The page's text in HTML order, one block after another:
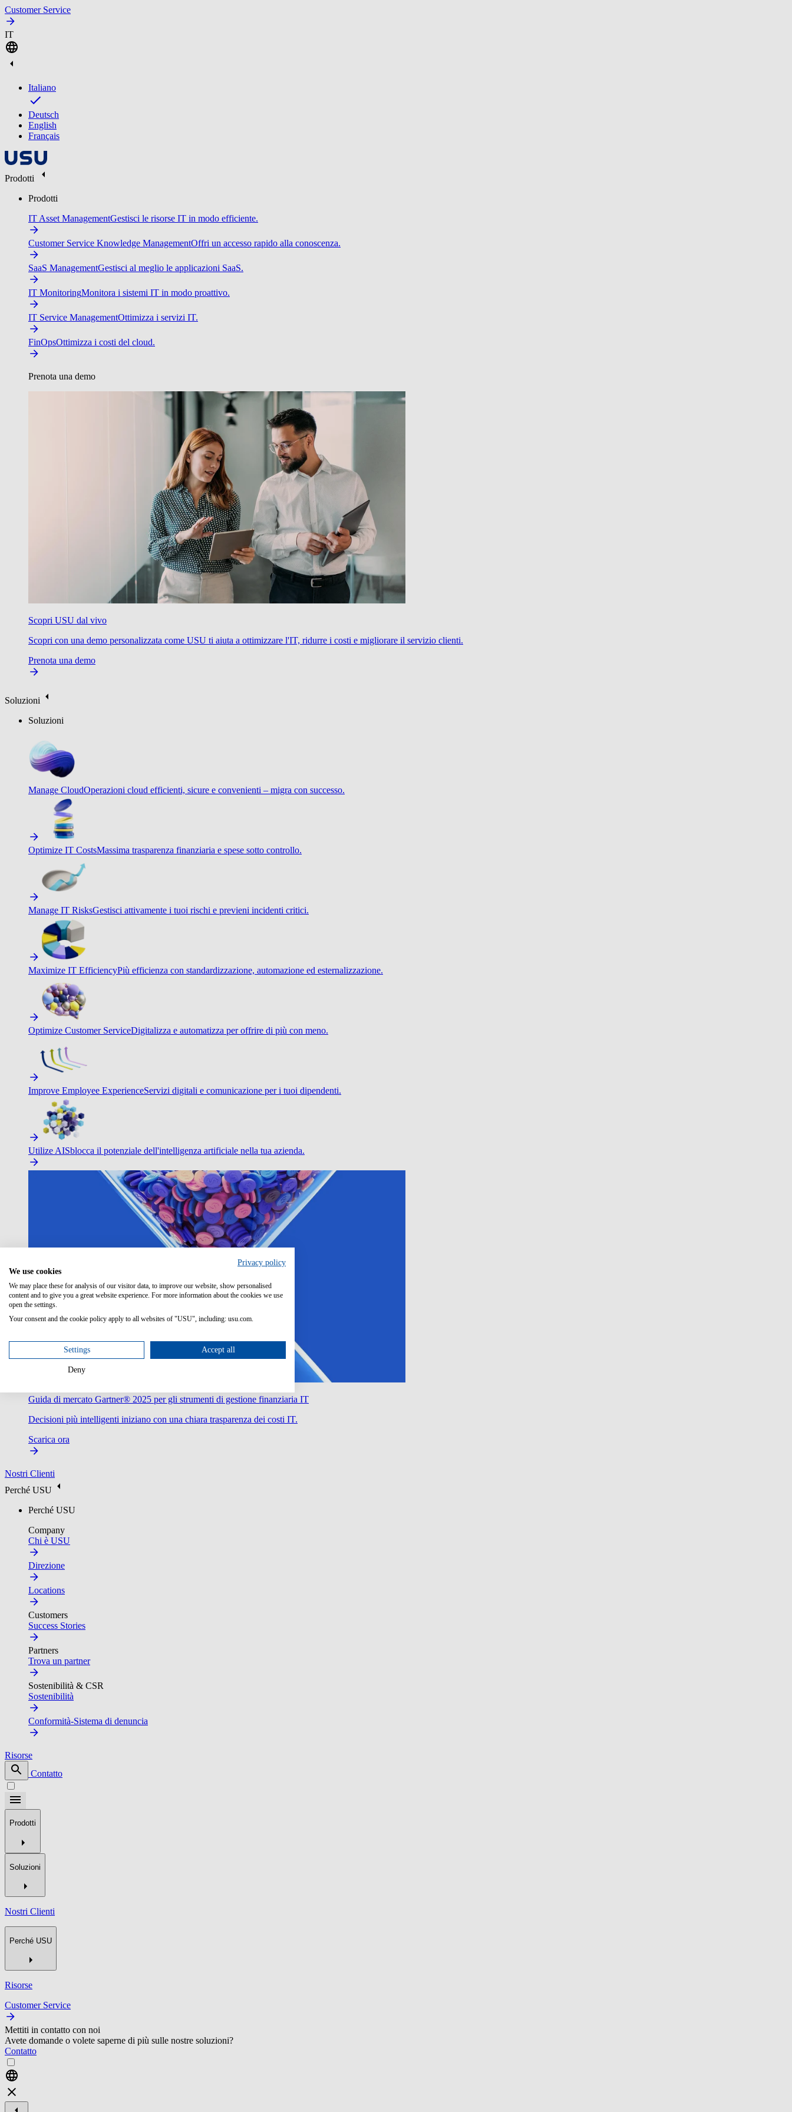
Customer Service
IT
Italiano
Deutsch
English
Français
Prodotti
Prodotti
IT Asset ManagementGestisci le risorse IT in modo efficiente.
Customer Service Knowledge ManagementOffri un accesso rapido alla conoscenza.
SaaS ManagementGestisci al meglio le applicazioni SaaS.
IT MonitoringMonitora i sistemi IT in modo proattivo.
IT Service ManagementOttimizza i servizi IT.
FinOpsOttimizza i costi del cloud.
Prenota una demo
Scopri USU dal vivo
Scopri con una demo personalizzata come USU ti aiuta a ottimizzare l'IT, ridurre i costi e migliorare il servizio clienti.
Prenota una demo
Soluzioni
Soluzioni
Manage CloudOperazioni cloud efficienti, sicure e convenienti – migra con successo.
Optimize IT CostsMassima trasparenza finanziaria e spese sotto controllo.
Manage IT RisksGestisci attivamente i tuoi rischi e previeni incidenti critici.
Maximize IT EfficiencyPiù efficienza con standardizzazione, automazione ed esternalizzazione.
Optimize Customer ServiceDigitalizza e automatizza per offrire di più con meno.
Improve Employee ExperienceServizi digitali e comunicazione per i tuoi dipendenti.
Utilize AISblocca il potenziale dell'intelligenza artificiale nella tua azienda.
Guida di mercato Gartner® 2025 per gli strumenti di gestione finanziaria IT
Decisioni più intelligenti iniziano con una chiara trasparenza dei costi IT.
Scarica ora
Nostri Clienti
Perché USU
Perché USU
Company
Chi è USU
Direzione
Locations
Customers
Success Stories
Partners
Trova un partner
Sostenibilità & CSR
Sostenibilità
Conformità-Sistema di denuncia
Risorse
Contatto
Prodotti
Soluzioni
Nostri Clienti
Perché USU
Risorse
Customer Service
Mettiti in contatto con noi
Avete domande o volete saperne di più sulle nostre soluzioni?
Contatto
Privacy policy
We use cookies
We may place these for analysis of our visitor data, to improve our website, show personalised
content and to give you a great website experience. For more information about the cookies we use
open the settings.
Your consent and the cookie policy apply to all websites of "USU", including: usu.com.
Settings Accept all
Deny